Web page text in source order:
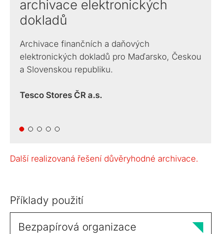
archivace elektronických
dokladů
Archivace finančních a daňových
elektronických dokladů pro Maďarsko, Českou
a Slovenskou republiku.
Tesco Stores ČR a.s.
Další realizovaná řešení důvěryhodné archivace.
Příklady použití
Bezpapírová organizace